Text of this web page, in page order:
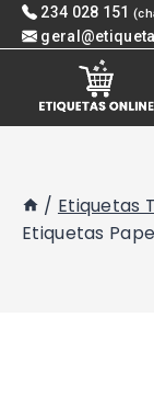
Skip 234 028 151
/ Etiquetas
Etiquetas